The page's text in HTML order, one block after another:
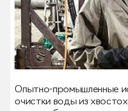
Опытно-промышленные
очистки воды из